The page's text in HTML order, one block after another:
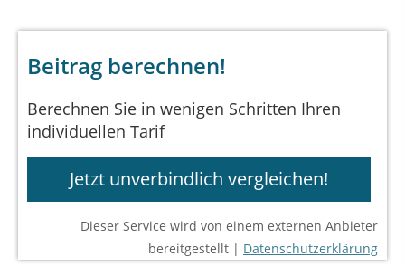
Beitrag berechnen!
Berechnen Sie in wenigen Schritten Ihren
individuellen Tarif
Jetzt unverbindlich vergleichen!
Dieser Service wird von einem externen Anbieter
bereitgestellt | Datenschutzerklärung